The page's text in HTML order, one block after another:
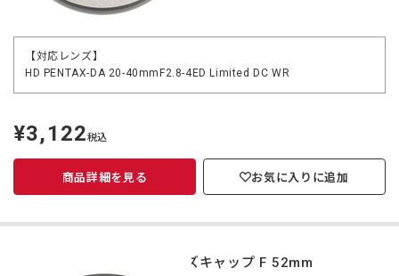
【対応レンズ】
HD PENTAX-DA 20-40mmF2.8-4ED Limited DC WR
定
価
¥3,122税込
商品詳細を見る お気に入りに追加
レンズキャップ F 52mm